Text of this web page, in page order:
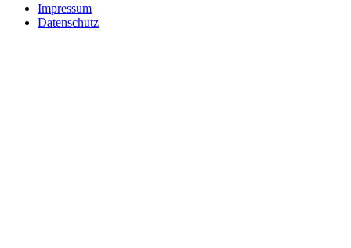
Impressum
Datenschutz